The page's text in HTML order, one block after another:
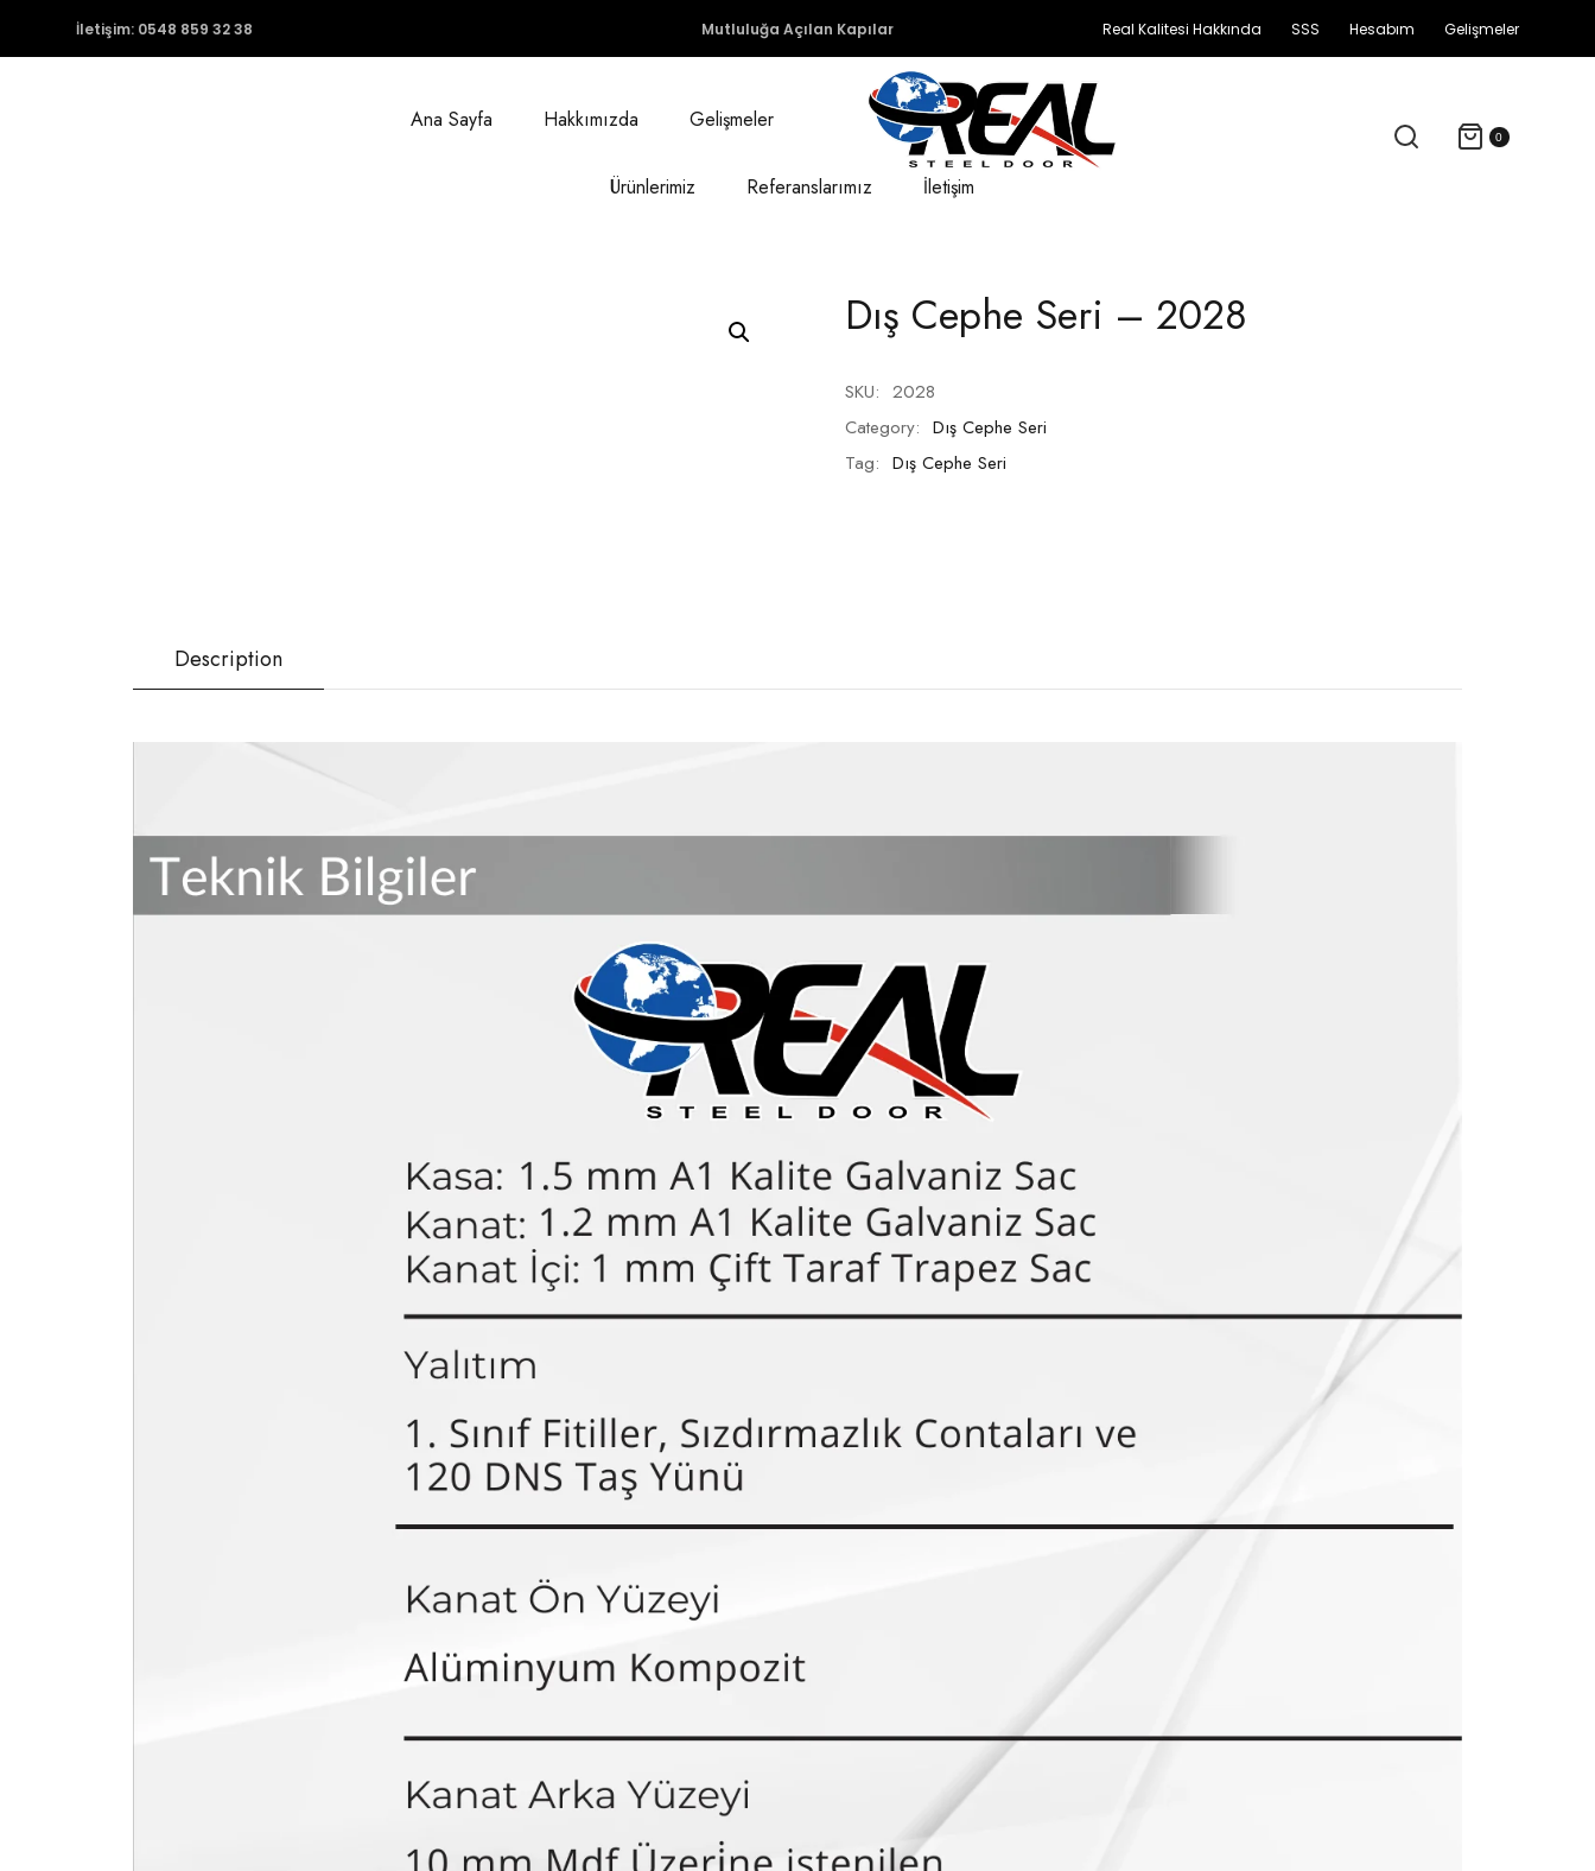
İletişim: 0548 859 32 38 Mutluluğa Açılan Kapılar Real Kalitesi Hakkında SSS Hesabım Gelişmeler
Ana Sayfa Hakkımızda Gelişmeler
Ürünlerimiz Referanslarımız İletişim
0
Dış Cephe Seri – 2028
SKU: 2028
Category: Dış Cephe Seri
Tag: Dış Cephe Seri
Description